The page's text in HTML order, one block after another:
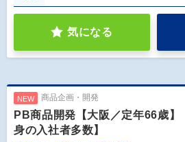
気になる
NEW 商品企画・開発
PB商品開発【大阪／定年66歳】
身の入社者多数】